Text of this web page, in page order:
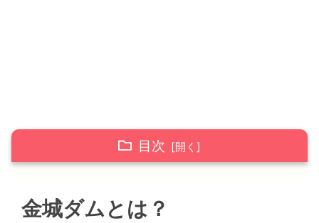
目次
*治水ダムとは
金城ダムとは？